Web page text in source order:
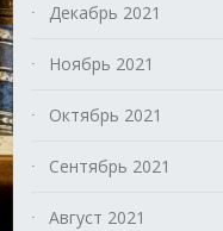
Декабрь 2021
Ноябрь 2021
Октябрь 2021
Сентябрь 2021
Август 2021